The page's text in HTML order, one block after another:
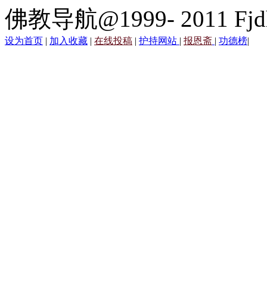
佛教导航@1999- 2011
设为首页 | 加入收藏 | 在线投稿 | 护持网站 | 报恩斋 | 功德榜|